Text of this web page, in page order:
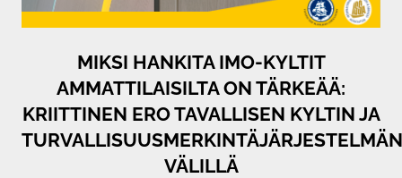
MIKSI HANKITA IMO-KYLTIT
AMMATTILAISILTA ON TÄRKEÄÄ:
KRIITTINEN ERO TAVALLISEN KYLTIN JA
TURVALLISUUSMERKINTÄJÄRJESTELMÄN
VÄLILLÄ